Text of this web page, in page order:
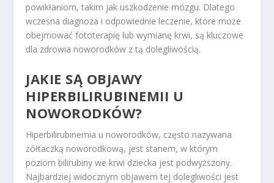
powikłaniom, takim jak uszkodzenie mózgu. Dlatego
wczesna diagnoza i odpowiednie leczenie, które może
obejmować fototerapię lub wymianę krwi, są kluczowe
dla zdrowia noworodków z tą dolegliwością.
JAKIE SĄ OBJAWY
HIPERBILIRUBINEMII U
NOWORODKÓW?
Hiperbilirubinemia u noworodków, często nazywana
żółtaczką noworodkową, jest stanem, w którym
poziom bilirubiny we krwi dziecka jest podwyższony.
Najbardziej widocznym objawem tej dolegliwości jest